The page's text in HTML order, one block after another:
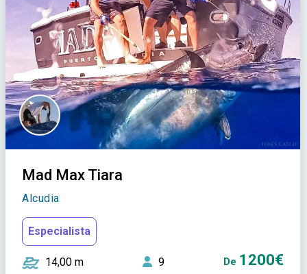
Mad Max Tiara
Alcudia
Especialista
14,00 m 9 De 1200€